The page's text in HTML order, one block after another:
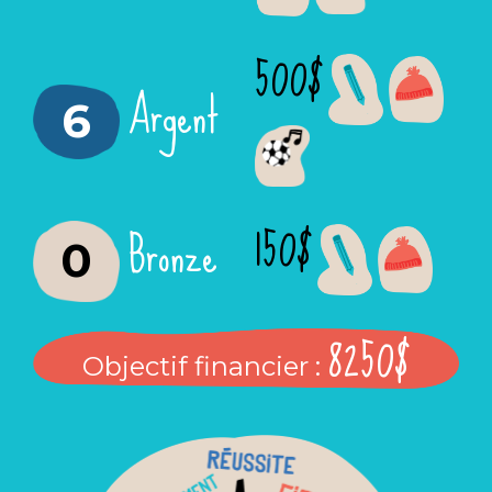
6 Argent 500$
0 Bronze 150$
Objectif financier : 8250$